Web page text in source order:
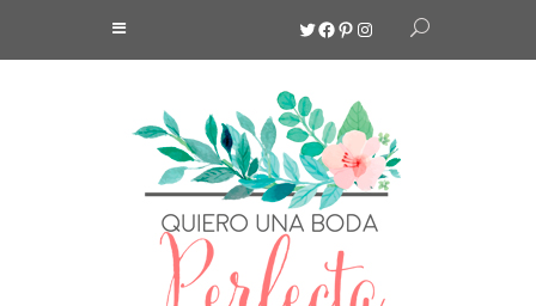
Twitter
Facebook
Pinterest
Instagram